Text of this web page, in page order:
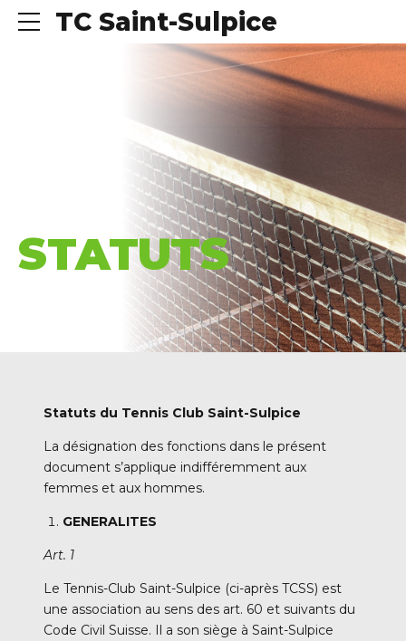
TC Saint-Sulpice
STATUTS
Statuts du Tennis Club Saint-Sulpice
La désignation des fonctions dans le présent
document s’applique indifféremment aux
femmes et aux hommes.
GENERALITES
Art. 1
Le Tennis-Club Saint-Sulpice (ci-après TCSS) est
une association au sens des art. 60 et suivants du
Code Civil Suisse. Il a son siège à Saint-Sulpice